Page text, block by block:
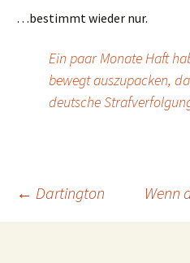
…bestimmt wieder nur.
Ein paar Monate Haft
bewegt auszupacken,
deutsche
← Dartington Wenn